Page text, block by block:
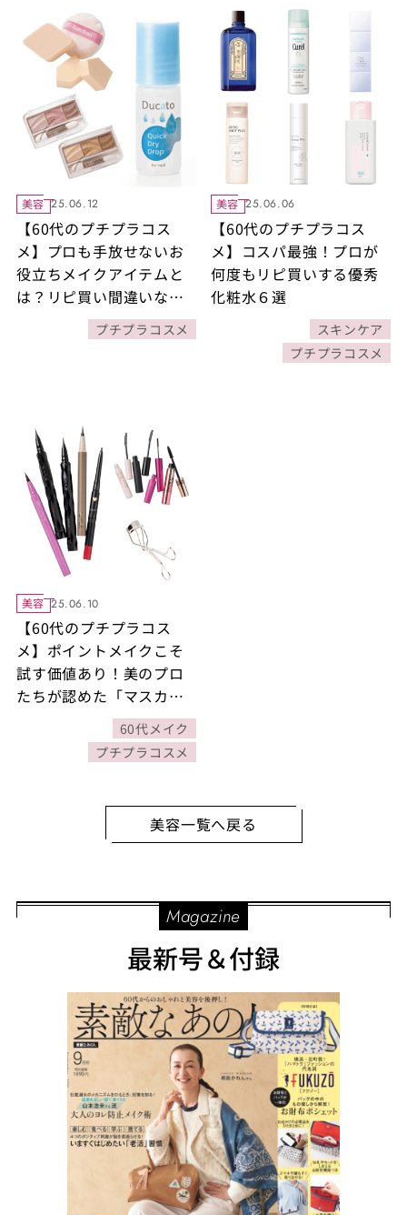
美容 25.06.12
【60代のプチプラコス
メ】プロも手放せないお
役立ちメイクアイテムと
は？リピ買い間違いなし
の注目アイカラーもご紹
プチプラコスメ
美容 25.06.06
【60代のプチプラコス
メ】コスパ最強！プロが
何度もリピ買いする優秀
化粧水６選
スキンケア
プチプラコスメ
美容 25.06.10
【60代のプチプラコス
メ】ポイントメイクこそ
試す価値あり！美のプロ
たちが認めた「マスカ
ラ」「アイライナー」
「ビューラー」をチェッ
60代メイク
プチプラコスメ
美容一覧へ戻る
Magazine
最新号＆付録